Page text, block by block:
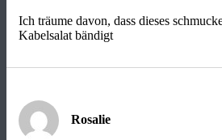
Ich träume davon, dass dieses
Kabelsalat bändigt
Rosalie